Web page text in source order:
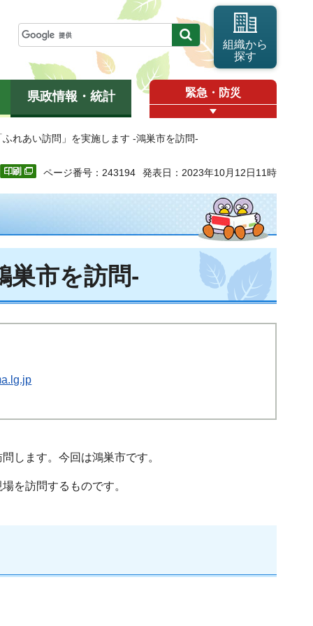
組織から
探す
県政情報・統計 緊急・防災
れあい訪問」を実施します -鴻巣市を訪問-
ページ番号：243194 発表日：2023年10月12日11時
巣市を訪問-
します。今回は鴻巣市です。
を訪問するものです。